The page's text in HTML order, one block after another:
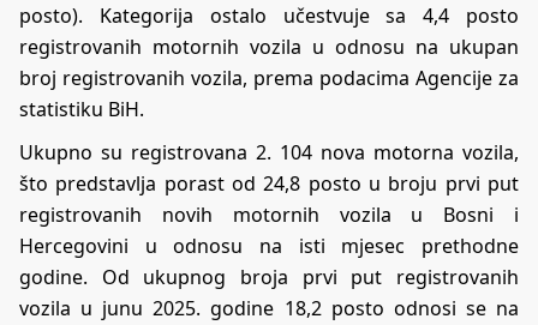
posto). Kategorija ostalo učestvuje sa 4,4 posto
registrovanih motornih vozila u odnosu na ukupan
broj registrovanih vozila, prema podacima Agencije za
statistiku BiH.
Ukupno su registrovana 2. 104 nova motorna vozila,
što predstavlja porast od 24,8 posto u broju prvi put
registrovanih novih motornih vozila u Bosni i
Hercegovini u odnosu na isti mjesec prethodne
godine. Od ukupnog broja prvi put registrovanih
vozila u junu 2025. godine 18,2 posto odnosi se na